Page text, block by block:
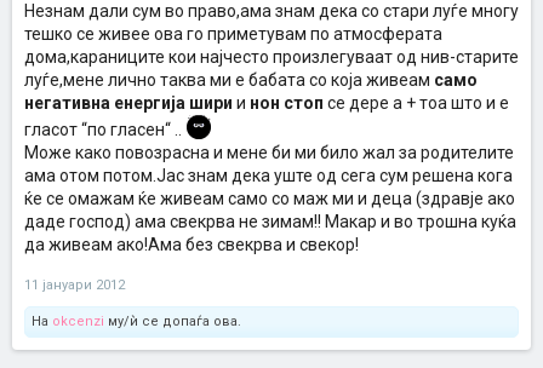
Незнам дали сум во право,ама знам дека со стари луѓе многу
тешко се живее ова го приметувам по атмосферата
дома,караниците кои најчесто произлегуваат од нив-старите
луѓе,мене лично таква ми е бабата со која живеам само
негативна енергија шири и нон стоп се дере а + тоа што и е
гласот “по гласен“ ..
Може како повозрасна и мене би ми било жал за родителите
ама отом потом.Јас знам дека уште од сега сум решена кога
ќе се омажам ќе живеам само со маж ми и деца (здравје ако
даде господ) ама свекрва не зимам!! Макар и во трошна куќа
да живеам ако!Ама без свекрва и свекор!
11 јануари 2012
На okcenzi му/ѝ се допаѓа ова.